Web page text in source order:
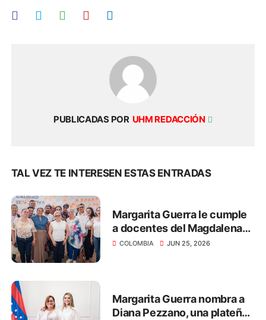
PUBLICADAS POR UHM REDACCIÓN
TAL VEZ TE INTERESEN ESTAS ENTRADAS
Margarita Guerra le cumple
a docentes del Magdalena
con el pago de salarios y
COLOMBIA JUN 25, 2026
Margarita Guerra nombra a
Diana Pezzano, una plateña,